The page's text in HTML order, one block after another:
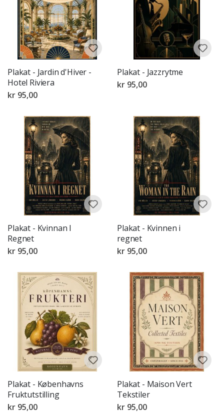
Plakat - Jardin d'Hiver -
Hotel Riviera
kr 95,00
Plakat - Jazzrytme
kr 95,00
Plakat - Kvinnan I
Regnet
kr 95,00
Plakat - Kvinnen i
regnet
kr 95,00
Plakat - Københavns
Fruktutstilling
kr 95,00
Plakat - Maison Vert
Tekstiler
kr 95,00